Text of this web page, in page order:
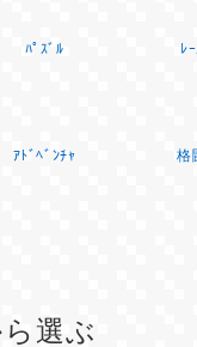
ﾊﾟｽﾞﾙ ﾚ
ｱﾄﾞﾍﾞﾝﾁｬ 格
選ぶ